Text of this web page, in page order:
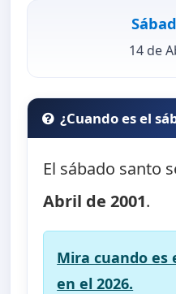
14 de
¿Cuando es el
El sábado santo
Abril de 2001.
Mira cuando es
en el 2026.